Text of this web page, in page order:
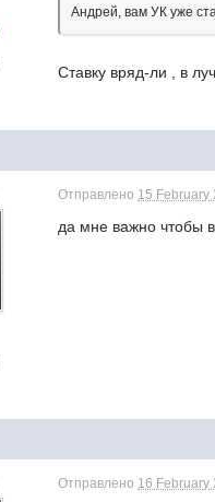
Андрей, вам УК уже
Ставку вряд-ли , в
Отправлено 15 February
да мне важно чтобы
Отправлено 16 February